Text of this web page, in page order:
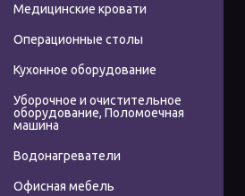
Медицинские кровати
Операционные столы
Кухонное оборудование
Уборочное и очистительное
оборудование, Поломоечная
машина
Водонагреватели
Офисная мебель